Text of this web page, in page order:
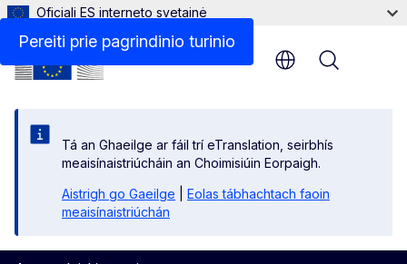
Pereiti prie pagrindinio turinio
Oficiali ES interneto svetainė
Tá an Ghaeilge ar fáil trí eTranslation, seirbhís
meaisínaistriúcháin an Choimisiúin Eorpaigh.
Aistrigh go Gaeilge
Eolas tábhachtach faoin
meaisínaistriúchán
Menu